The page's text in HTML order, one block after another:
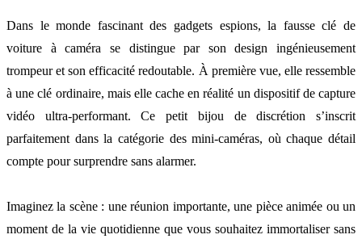
Dans le monde fascinant des gadgets espions, la fausse clé de
voiture à caméra se distingue par son design ingénieusement
trompeur et son efficacité redoutable. À première vue, elle ressemble
à une clé ordinaire, mais elle cache en réalité un dispositif de capture
vidéo ultra-performant. Ce petit bijou de discrétion s’inscrit
parfaitement dans la catégorie des mini-caméras, où chaque détail
compte pour surprendre sans alarmer.
Imaginez la scène : une réunion importante, une pièce animée ou un
moment de la vie quotidienne que vous souhaitez immortaliser sans